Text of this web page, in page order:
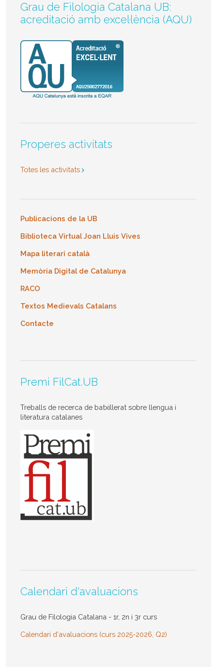
Grau de Filologia Catalana UB:
acreditació amb excel·lència (AQU)
Properes activitats
Totes les activitats
Publicacions de la UB
Biblioteca Virtual Joan Lluis Vives
Mapa literari català
Memòria Digital de Catalunya
RACO
Textos Medievals Catalans
Contacte
Premi FilCat.UB
Treballs de recerca de batxillerat sobre llengua i
literatura catalanes
Calendari d'avaluacions
Grau de Filologia Catalana - 1r, 2n i 3r curs
Calendari d'avaluacions (curs 2025-2026, Q2)